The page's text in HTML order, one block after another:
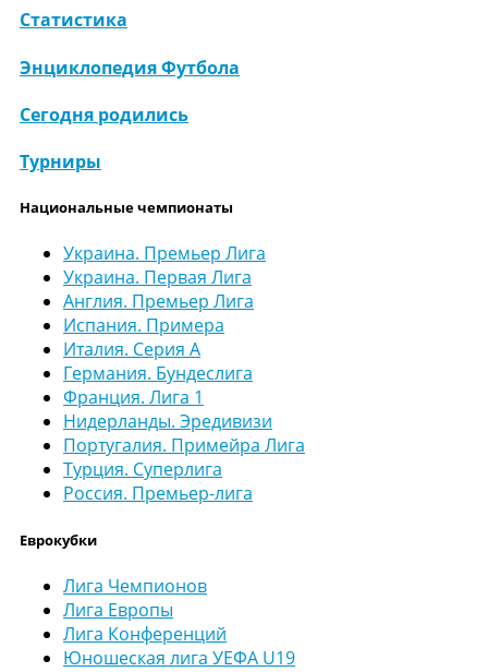
Статистика
Энциклопедия Футбола
Сегодня родились
Турниры
Национальные чемпионаты
Украина. Премьер Лига
Украина. Первая Лига
Англия. Премьер Лига
Испания. Примера
Италия. Серия А
Германия. Бундеслига
Франция. Лига 1
Нидерланды. Эредивизи
Португалия. Примейра Лига
Турция. Суперлига
Россия. Премьер-лига
Еврокубки
Лига Чемпионов
Лига Европы
Лига Конференций
Юношеская лига УЕФА U19